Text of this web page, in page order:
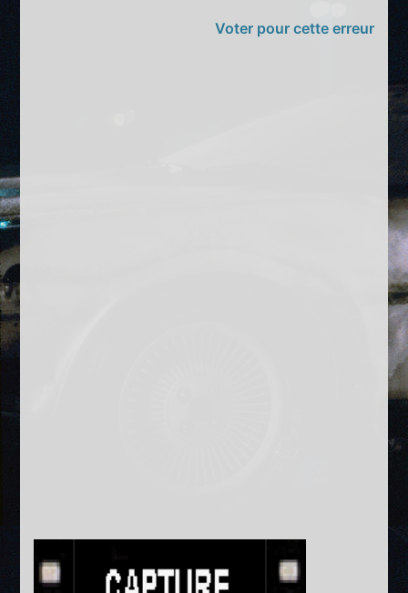
Voter pour cette erreur